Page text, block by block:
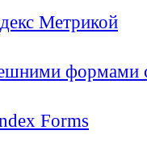
Метрикой
формами
Forms